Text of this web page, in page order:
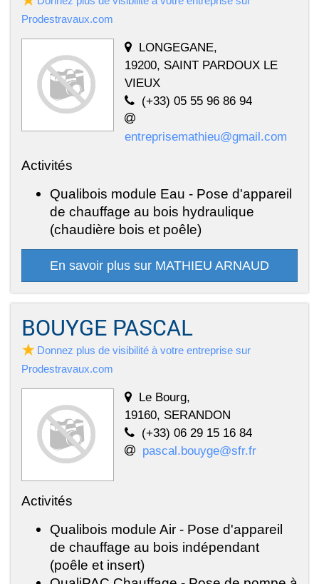
Prodestravaux.com
LONGEGANE,
19200, SAINT PARDOUX LE
VIEUX
(+33) 05 55 96 86 94
entreprisemathieu@gmail.com
Activités
Qualibois module Eau - Pose d'appareil
de chauffage au bois hydraulique
(chaudière bois et poêle)
En savoir plus sur MATHIEU ARNAUD
BOUYGE PASCAL
Donnez plus de visibilité à votre entreprise sur
Prodestravaux.com
Le Bourg,
19160, SERANDON
(+33) 06 29 15 16 84
pascal.bouyge@sfr.fr
Activités
Qualibois module Air - Pose d'appareil
de chauffage au bois indépendant
(poêle et insert)